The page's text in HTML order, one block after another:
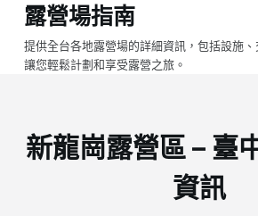
跳
至
主
容
露營場指南
提供全台各地露營場的詳細資訊，包括設施、
讓您輕鬆計劃和享受露營之旅。
新龍崗露營區 – 臺
資訊